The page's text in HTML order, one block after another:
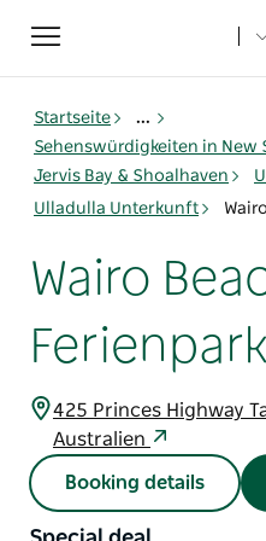
Toggle
navigation
Startseite
...
Sehenswürdigkeiten in New
Jervis Bay & Shoalhaven
Ulladulla Unterkunft
Wairo
Ferienpark
425 Princes Highway
Australien
Booking details